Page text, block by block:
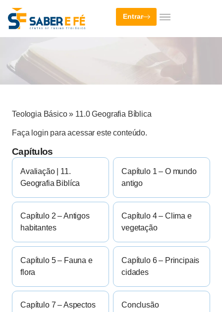
Entrar
Teologia Básico » 11.0 Geografia Bíblica
Faça login para acessar este conteúdo.
Capítulos
Avaliação | 11.
Geografia Biblíca
Capítulo 1 – O mundo
antigo
Capítulo 2 – Antigos
habitantes
Capítulo 4 – Clima e
vegetação
Capítulo 5 – Fauna e
flora
Capítulo 6 – Principais
cidades
Capítulo 7 – Aspectos
Conclusão